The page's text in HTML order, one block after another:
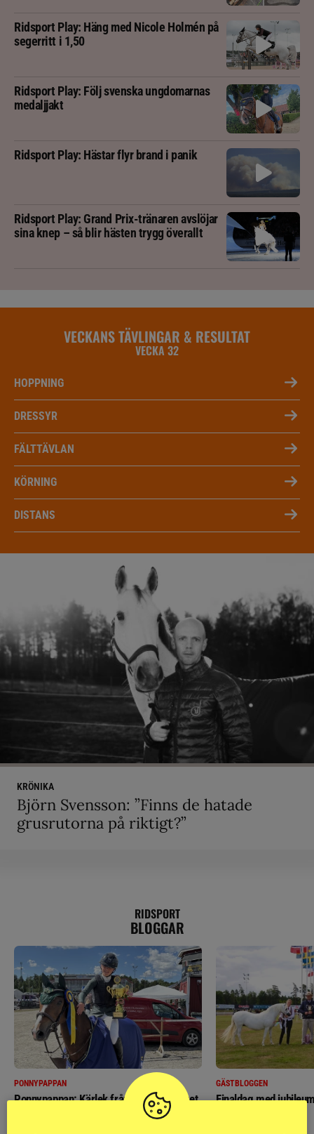
Ridsport Play: Häng med Nicole Holmén på
segerritt i 1,50
Ridsport Play: Följ svenska ungdomarnas
medaljjakt
Ridsport Play: Hästar flyr brand i panik
Ridsport Play: Grand Prix-tränaren avslöjar
sina knep – så blir hästen trygg överallt
VECKANS TÄVLINGAR & RESULTAT
VECKA 32
HOPPNING
DRESSYR
FÄLTTÄVLAN
KÖRNING
DISTANS
KRÖNIKA
Björn Svensson: ”Finns de hatade
grusrutorna på riktigt?”
RIDSPORT
BLOGGAR
PONNYPAPPAN
Ponnypappan: Kärlek från första gnägget
GÄSTBLOGGEN
Finaldag med